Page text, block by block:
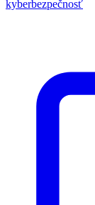
kyberbezpečnosť